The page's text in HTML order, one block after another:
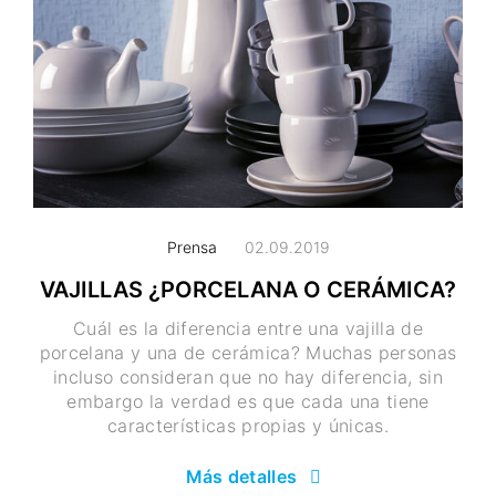
Prensa 02.09.2019
VAJILLAS ¿PORCELANA O CERÁMICA?
Cuál es la diferencia entre una vajilla de
porcelana y una de cerámica? Muchas personas
incluso consideran que no hay diferencia, sin
embargo la verdad es que cada una tiene
características propias y únicas.
Más detalles